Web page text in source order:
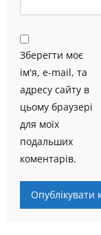
Зберегти моє
ім'я, e-mail, та
адресу сайту в
цьому браузері
для моїх
подальших
коментарів.